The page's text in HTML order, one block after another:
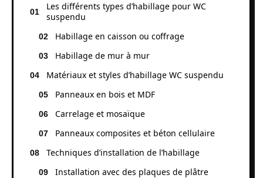
Les différents types d’habillage pour WC
suspendu
Habillage en caisson ou coffrage
Habillage de mur à mur
Matériaux et styles d’habillage WC suspendu
Panneaux en bois et MDF
Carrelage et mosaïque
Panneaux composites et béton cellulaire
Techniques d’installation de l’habillage
Installation avec des plaques de plâtre